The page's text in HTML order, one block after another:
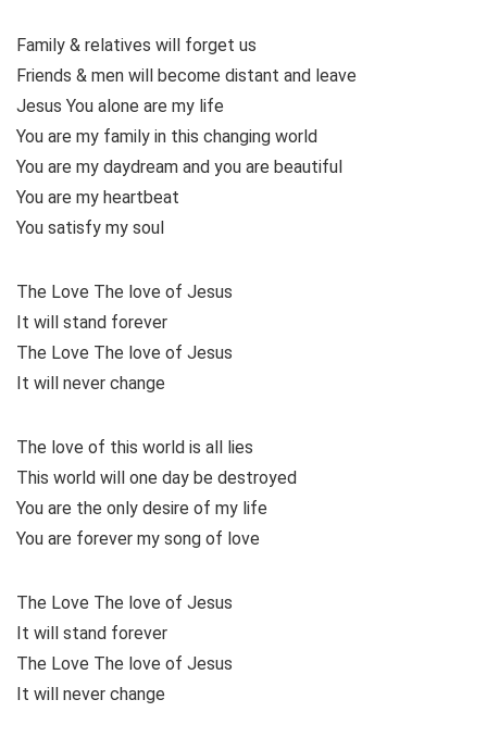
Family & relatives will forget us
Friends & men will become distant and leave
Jesus You alone are my life
You are my family in this changing world
You are my daydream and you are beautiful
You are my heartbeat
You satisfy my soul
The Love The love of Jesus
It will stand forever
The Love The love of Jesus
It will never change
The love of this world is all lies
This world will one day be destroyed
You are the only desire of my life
You are forever my song of love
The Love The love of Jesus
It will stand forever
The Love The love of Jesus
It will never change